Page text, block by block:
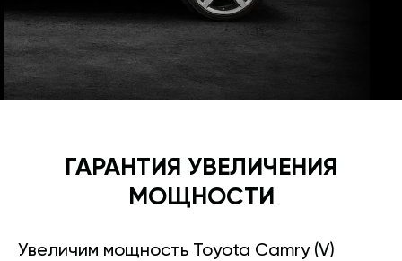
ГАРАНТИЯ УВЕЛИЧЕНИЯ
МОЩНОСТИ
Увеличим мощность Toyota Camry (V)